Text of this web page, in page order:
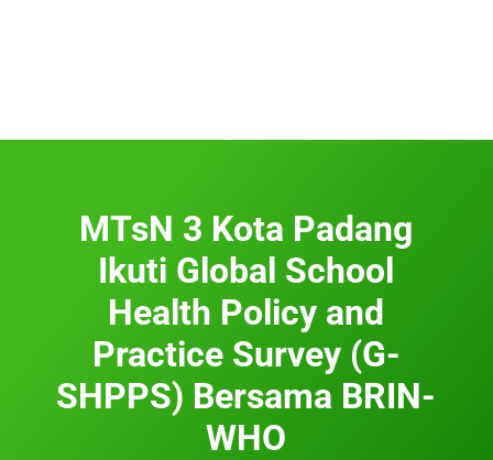
MTsN 3 Kota Padang
Ikuti Global School
Health Policy and
Practice Survey (G-
SHPPS) Bersama BRIN-
WHO